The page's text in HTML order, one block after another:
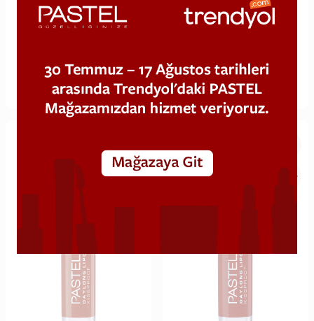
Pastel Daylong Lipcolor
Kissproof - Likit Mat Ruj 39
799,00 TL %40
Hemen Al Sepete Ekle
Pastel Daylong Lipcolor
Kissproof - Likit Mat Ruj 40
799,00 TL %40
Hemen Al Sepete Ekle